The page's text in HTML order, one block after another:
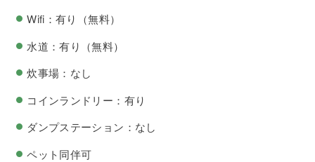
Wifi：有り（無料）
水道：有り（無料）
炊事場：なし
コインランドリー：有り
ダンプステーション：なし
ペット同伴可